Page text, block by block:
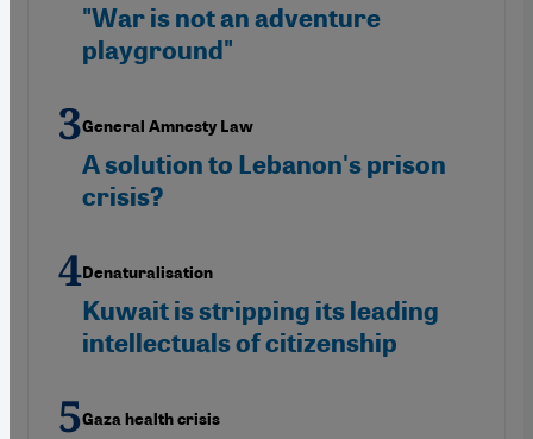
"War is not an adventure
playground"
General Amnesty Law
A solution to Lebanon's prison
crisis?
Denaturalisation
Kuwait is stripping its leading
intellectuals of citizenship
Gaza health crisis